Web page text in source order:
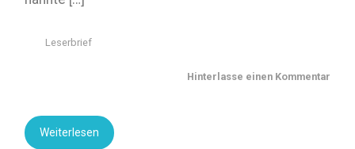
Leserbrief
Hinterlasse einen Kommentar
Weiterlesen